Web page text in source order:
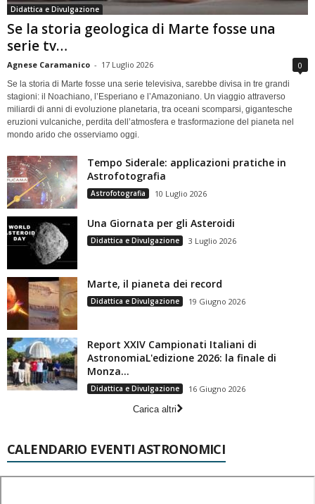
Didattica e Divulgazione
Se la storia geologica di Marte fosse una
serie tv…
Agnese Caramanico - 17 Luglio 2026 0
Se la storia di Marte fosse una serie televisiva, sarebbe divisa in tre grandi
stagioni: il Noachiano, l’Esperiano e l’Amazoniano. Un viaggio attraverso
miliardi di anni di evoluzione planetaria, tra oceani scomparsi, gigantesche
eruzioni vulcaniche, perdita dell’atmosfera e trasformazione del pianeta nel
mondo arido che osserviamo oggi.
Tempo Siderale: applicazioni pratiche in
Astrofotografia
Astrofotografia 10 Luglio 2026
Una Giornata per gli Asteroidi
Didattica e Divulgazione 3 Luglio 2026
Marte, il pianeta dei record
Didattica e Divulgazione 19 Giugno 2026
Report XXIV Campionati Italiani di
AstronomiaL'edizione 2026: la finale di
Monza...
Didattica e Divulgazione
16 Giugno 2026
Carica altri
CALENDARIO EVENTI ASTRONOMICI